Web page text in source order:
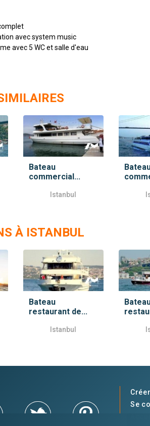
avec system music
avec 5 WC et salle d'eau
Bateau
commercial...
Istanbul
À ISTANBUL
Bateau
restaurant de...
Istanbul
Se